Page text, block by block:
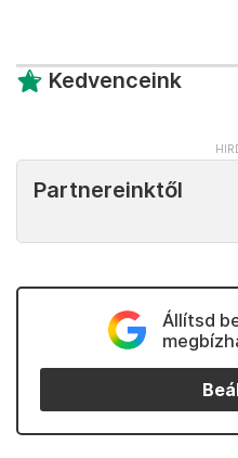
Kedvenceink
Partnereinktől
Állítsd